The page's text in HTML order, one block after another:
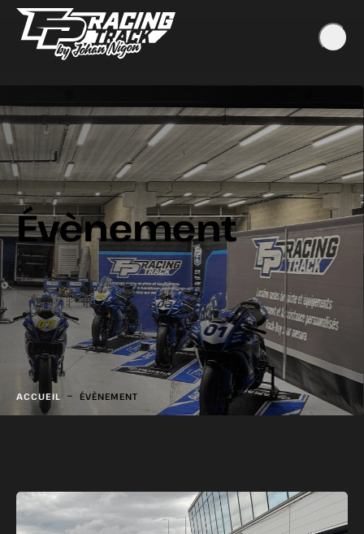
Évènement
ACCUEIL - ÉVÈNEMENT